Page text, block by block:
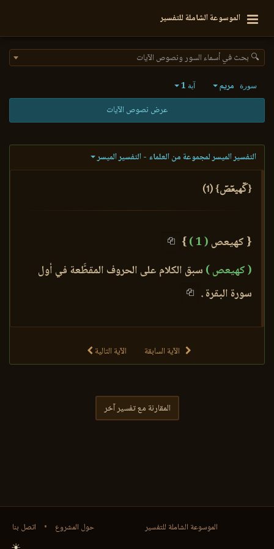
الموسوعة الشاملة للتفسير
🔍 بحث في أسماء السور ونصوص الآيات
سورة مريم آية 1
عرض نصوص الآيات
التفسير الميسر لمجموعة من العلماء - التفسير الميسر
{كٓهيعٓصٓ} (1)
{ كهيعص ( 1 )
}
( كهيعص ) سبق الكلام على الحروف المقطَّعة في أول
سورة البقرة .
الآية السابقة الآية التالية
المقارنة مع تفسير آخر
حول المشروع • اتصل بنا الموسوعة الشاملة للتفسير